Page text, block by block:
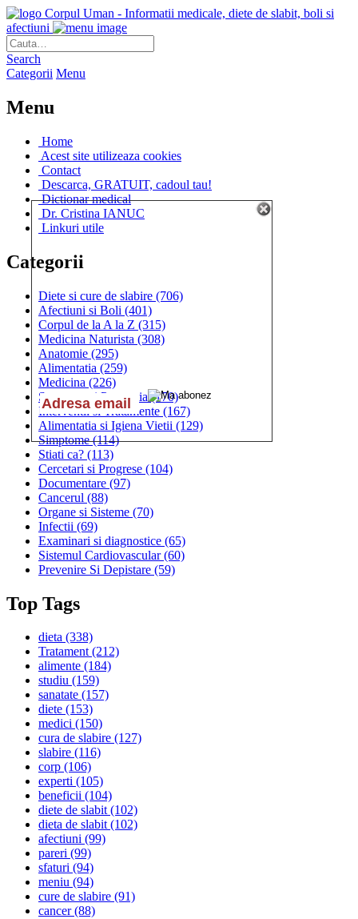
Corpul Uman - Informatii medicale, diete de slabit, boli si
afectiuni
Search
Categorii Menu
Menu
Home
Acest site utilizeaza cookies
Contact
Descarca, GRATUIT, cadoul tau!
Dictionar medical
Dr. Cristina IANUC
Linkuri utile
Categorii
Diete si cure de slabire (706)
Afectiuni si Boli (401)
Corpul de la A la Z (315)
Medicina Naturista (308)
Anatomie (295)
Alimentatia (259)
Medicina (226)
Sanatatea si Preventia(170)
Interventii si Tratamente (167)
Alimentatia si Igiena Vietii (129)
Simptome(114)
Stiati ca? (113)
Cercetari si Progrese (104)
Documentare (97)
Cancerul (88)
Organe si Sisteme (70)
Infectii (69)
Examinari si diagnostice (65)
Sistemul Cardiovascular(60)
Prevenire Si Depistare (59)
Top Tags
dieta (338)
Tratament(212)
alimente (184)
studiu (159)
sanatate (157)
diete (153)
medici (150)
cura de slabire (127)
slabire (116)
corp (106)
experti (105)
beneficii (104)
diete de slabit(102)
dieta de slabit(102)
afectiuni (99)
pareri (99)
sfaturi (94)
meniu (94)
cure de slabire (91)
cancer(88)